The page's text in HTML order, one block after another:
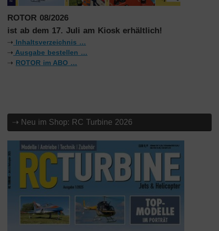
ROTOR 08/2026
ist ab dem 17. Juli am Kiosk erhältlich!
⇢ Inhaltsverzeichnis …
⇢ Ausgabe bestellen …
⇢ ROTOR im ABO …
⇢ Neu im Shop: RC Turbine 2026